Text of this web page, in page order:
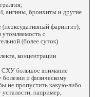
ангины, бронхиты и другие
фарингит);
с
(более суток)
концентрации
СХУ большое внимание
болезни и физическому
не пропустить какую-либо
например,